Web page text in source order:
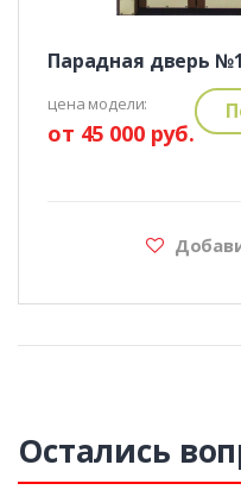
Парадная дверь
цена модели:
от 45 000 руб.
Остались